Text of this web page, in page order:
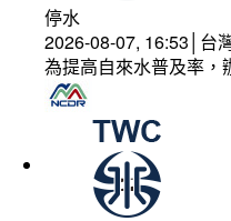
停水
2026-08-07, 16:53│台
為提高自來水普及率